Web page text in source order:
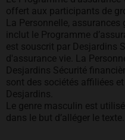
offert aux participants de
La Personnelle,
inclut le Programme
est souscrit par Desjardins
d'assurance vie. La
Desjardins Sécurité
sont des sociétés affiliées
Desjardins.
Le genre masculin est
dans le but d’alléger le texte.